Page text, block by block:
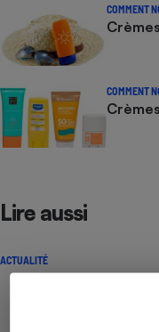
COMMENT
COMMENT
Lire aussi
ACTUALITÉ